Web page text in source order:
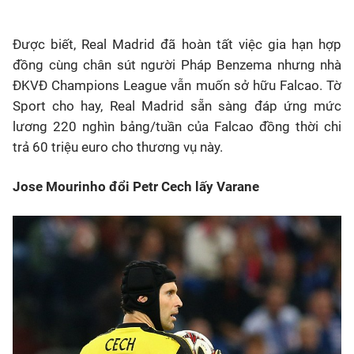
Được biết, Real Madrid đã hoàn tất việc gia hạn hợp
đồng cùng chân sút người Pháp Benzema nhưng nhà
ĐKVĐ Champions League vẫn muốn sở hữu Falcao. Tờ
Sport cho hay, Real Madrid sẵn sàng đáp ứng mức
lương 220 nghìn bảng/tuần của Falcao đồng thời chi
trả 60 triệu euro cho thương vụ này.
Jose Mourinho đổi Petr Cech lấy Varane